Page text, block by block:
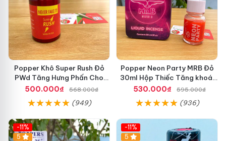
Popper Khô Super Rush Đỏ
PWd Tăng Hưng Phấn Cho
Top Bót
500.000₫ 568.000₫
(949)
Popper Neon Party MRB Đỏ
30ml Hộp Thiếc Tăng khoái
Cảm Mạnh Cho Top Bot
530.000₫ 595.000₫
(936)
-11%
5
-11%
5